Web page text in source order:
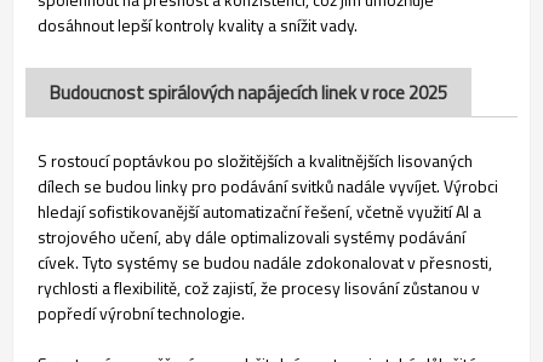
dosáhnout lepší kontroly kvality a snížit vady.
Budoucnost spirálových napájecích linek v roce 2025
S rostoucí poptávkou po složitějších a kvalitnějších lisovaných
dílech se budou linky pro podávání svitků nadále vyvíjet. Výrobci
hledají sofistikovanější automatizační řešení, včetně využití AI a
strojového učení, aby dále optimalizovali systémy podávání
cívek. Tyto systémy se budou nadále zdokonalovat v přesnosti,
rychlosti a flexibilitě, což zajistí, že procesy lisování zůstanou v
popředí výrobní technologie.